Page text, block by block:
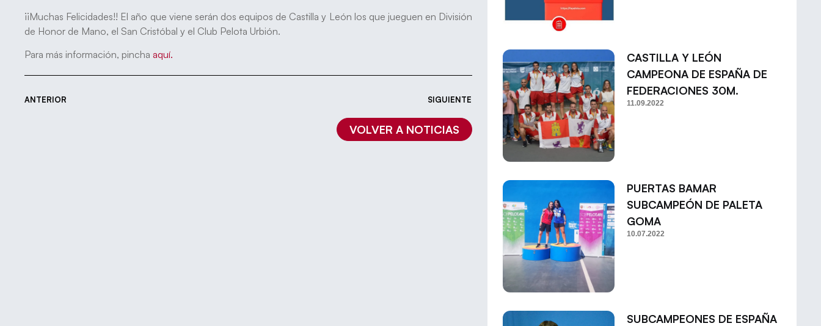
¡¡Muchas Felicidades!! El año que viene serán dos equipos de Castilla y León los que jueguen en División
de Honor de Mano, el San Cristóbal y el Club Pelota Urbión.
Para más información, pincha aquí.
ANTERIOR SIGUIENTE
VOLVER A NOTICIAS
CASTILLA Y LEÓN
CAMPEONA DE ESPAÑA DE
FEDERACIONES 30M.
11.09.2022
PUERTAS BAMAR
SUBCAMPEÓN DE PALETA
GOMA
10.07.2022
SUBCAMPEONES DE ESPAÑA